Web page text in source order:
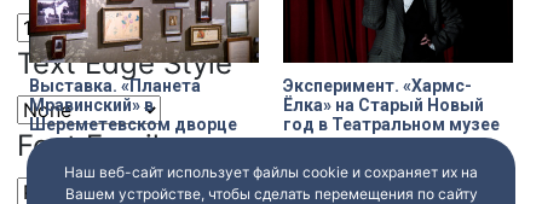
Text Edge Style
Font Family
Выставка. «Планета
Мравинский» в
Шереметевском дворце
20 января 202400:10
Эксперимент. «Хармс-
Ёлка» на Старый Новый
год в Театральном музее
20 января 202400:10
Наш веб-сайт использует файлы cookie и сохраняет их на
Вашем устройстве, чтобы сделать перемещения по сайту